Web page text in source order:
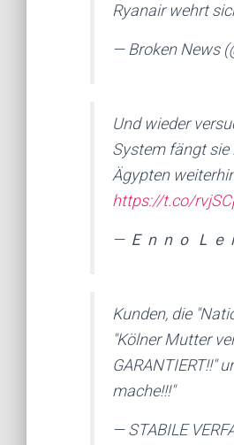
Ryanair wehrt
— Broken News
Und wieder
System fängt sie
Ägypten
https://t.co/
— Ｅｎｎｏ Ｌｅ
Kunden, die
"Kölner Mutter
GARANTIERT!!"
mache!!!"
— STABILE